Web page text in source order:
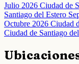
Julio 2026 Ciudad de
Santiago del Estero
Octubre 2026 Ciudad
Ciudad de Santiago